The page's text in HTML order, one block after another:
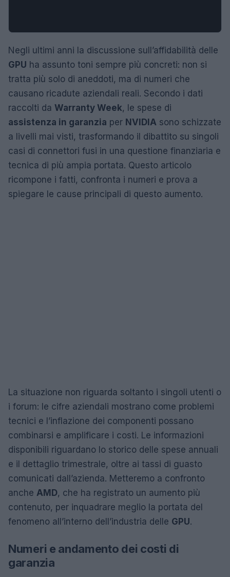
Negli ultimi anni la discussione sull’affidabilità delle
GPU ha assunto toni sempre più concreti: non si
tratta più solo di aneddoti, ma di numeri che
causano ricadute aziendali reali. Secondo i dati
raccolti da Warranty Week, le spese di
assistenza in garanzia per NVIDIA sono schizzate
a livelli mai visti, trasformando il dibattito su singoli
casi di connettori fusi in una questione finanziaria e
tecnica di più ampia portata. Questo articolo
ricompone i fatti, confronta i numeri e prova a
spiegare le cause principali di questo aumento.
La situazione non riguarda soltanto i singoli utenti o
i forum: le cifre aziendali mostrano come problemi
tecnici e l’inflazione dei componenti possano
combinarsi e amplificare i costi. Le informazioni
disponibili riguardano lo storico delle spese annuali
e il dettaglio trimestrale, oltre ai tassi di guasto
comunicati dall’azienda. Metteremo a confronto
anche AMD, che ha registrato un aumento più
contenuto, per inquadrare meglio la portata del
fenomeno all’interno dell’industria delle GPU.
Numeri e andamento dei costi di
garanzia